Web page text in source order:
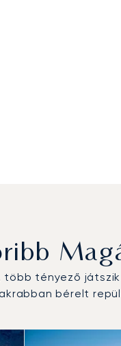
tényező
bérelt
a repülési forgalom